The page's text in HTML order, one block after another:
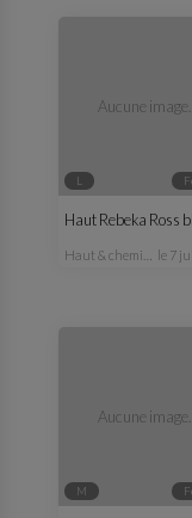
Aucune image...
L
Haut Rebeka Ross
haut & chemisier le 7
Aucune image...
M